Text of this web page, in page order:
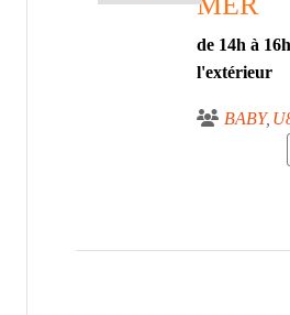
de 14h à
l'extérieur
BABY